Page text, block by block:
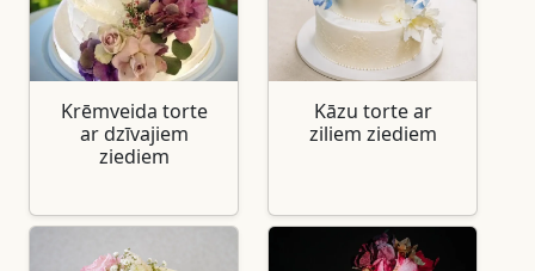
Krēmveida torte
ar dzīvajiem
ziediem
Kāzu torte ar
ziliem ziediem